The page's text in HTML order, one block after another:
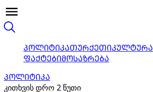
ᲞᲝᲚᲘᲢᲘᲙᲐᲗᲣᲠᲥᲔᲗᲘᲙᲣᲚᲢᲣᲠᲐ
ᲤᲐᲥᲢᲔᲑᲘᲛᲝᲡᲐᲖᲠᲔᲑᲐ
ᲞᲝᲚᲘᲢᲘᲙᲐ
კითხვის დრო 2 წუთი